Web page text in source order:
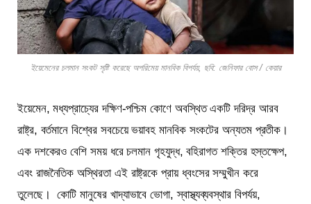
ইয়েমেনের চলমান সংকট সৃষ্টি করেছে অপরিমেয় মানবিক বিপর্যয়, ছবি: জেনিফার বোস / কেয়ার
ইয়েমেন, মধ্যপ্রাচ্যের দক্ষিণ-পশ্চিম কোণে অবস্থিত একটি দরিদ্র আরব
রাষ্ট্র, বর্তমানে বিশ্বের সবচেয়ে ভয়াবহ মানবিক সংকটের অন্যতম প্রতীক।
এক দশকেরও বেশি সময় ধরে চলমান গৃহযুদ্ধ, বহিরাগত শক্তির হস্তক্ষেপ,
এবং রাজনৈতিক অস্থিরতা এই রাষ্ট্রকে প্রায় ধ্বংসের সম্মুখীন করে
তুলেছে। কোটি মানুষের খাদ্যাভাবে ভোগা, স্বাস্থ্যব্যবস্থার বিপর্যয়,